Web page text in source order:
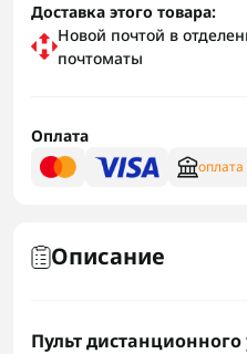
Доставка этого товара:
Новой почтой в
почтоматы
Оплата
оплата
Описание
Пульт